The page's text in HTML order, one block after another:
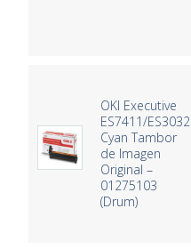
OKI Executive
ES7411/ES3032
Cyan Tambor
de Imagen
Original –
01275103
(Drum)